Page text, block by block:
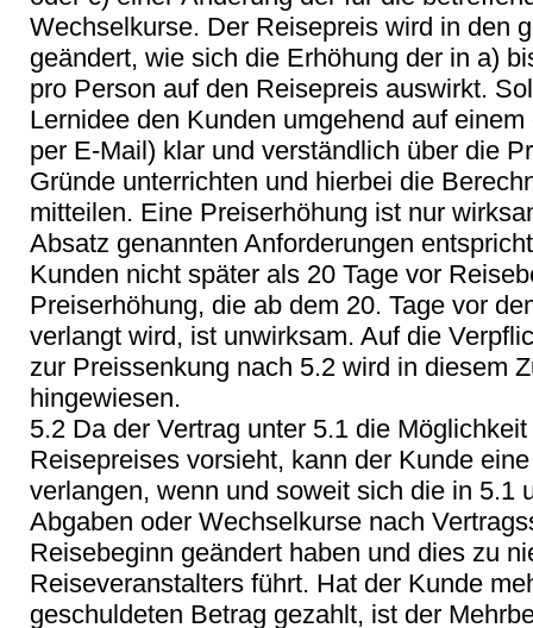
Wechselkurse. Der Reisepreis wird in den
geändert, wie sich die Erhöhung der in a)
pro Person auf den Reisepreis auswirkt.
Lernidee den Kunden umgehend auf
per E-Mail) klar und verständlich über die
Gründe unterrichten und hierbei die
mitteilen. Eine Preiserhöhung ist nur
Absatz genannten Anforderungen
Kunden nicht später als 20 Tage vor
Preiserhöhung, die ab dem 20. Tage vor
verlangt wird, ist unwirksam. Auf die
zur Preissenkung nach 5.2 wird in diesem
hingewiesen.
5.2 Da der Vertrag unter 5.1 die
Reisepreises vorsieht, kann der Kunde
verlangen, wenn und soweit sich die in 5.1
Abgaben oder Wechselkurse nach
Reisebeginn geändert haben und dies zu
Reiseveranstalters führt. Hat der Kunde
geschuldeten Betrag gezahlt, ist der